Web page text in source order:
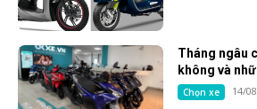
Tháng ngâu
không và
Chọn xe 14/